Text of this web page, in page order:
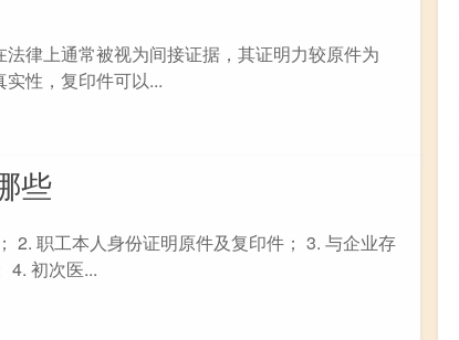
律上通常被视为间接证据，其证明力较原件为
性，复印件可以...
些
2. 职工本人身份证明原件及复印件； 3. 与企业存
4. 初次医...